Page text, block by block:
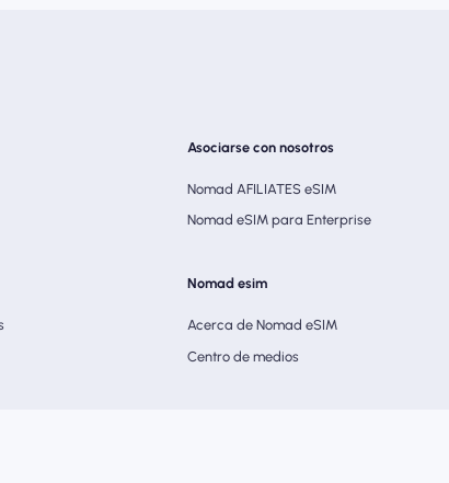
Asociarse con nosotros
Nomad AFILIATES eSIM
Nomad eSIM para Enterprise
Nomad esim
Acerca de Nomad eSIM
Centro de medios